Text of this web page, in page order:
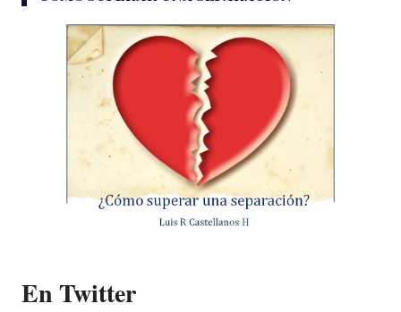
En Twitter